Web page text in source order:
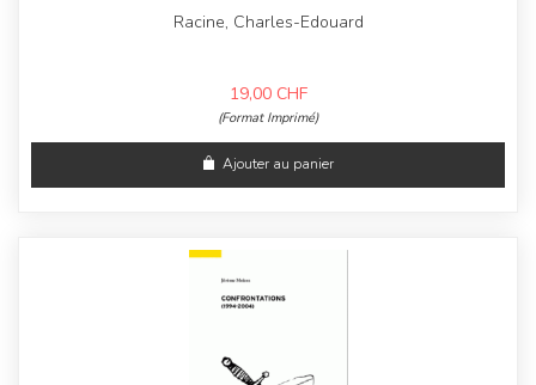
Racine, Charles-Edouard
19,00 CHF
(Format Imprimé)
Ajouter au panier